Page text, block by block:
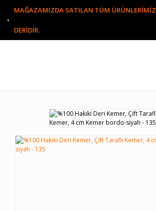
MAĞAZAMIZDA SATILAN TÜM
DERİDİR.